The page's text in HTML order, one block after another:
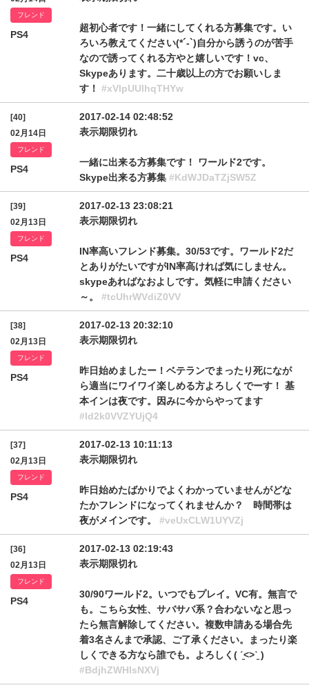
フレンド
PS4
超初心者です！一緒にしてくれる方募集です。い
ろいろ教えてください(*´-`)自分から誘うのが苦手
なので誘ってくれる方やと嬉しいです！vc、
Skypeあります。二十歳以上の方でお願いしま
す！ #xVlpUUlhqTHYw
[40]
02月14日
フレンド
PS4
2017-02-14 02:48:52
表示期限切れ
一緒に出来る方募集です！ ワールド2です。
Skype出来る方募集 #KdWJDaTZjSW5Z
[39]
02月13日
フレンド
PS4
2017-02-13 23:08:21
表示期限切れ
IN率高いフレンド募集。30/53です。ワールド2だ
とありがたいですがIN率高ければ気にしません。
skypeあればなおよしです。気軽に申請ください
～。 #tcUhrWVdiZ0VV
[38]
02月13日
フレンド
PS4
2017-02-13 20:32:10
表示期限切れ
昨日始めましたー！ベテランでまったり死になが
ら適当にワイワイ楽しめる方よろしくでーす！ 基
本インは夜です。因みに今からやってます
#Id2k0VVZYUjQ4
[37]
02月13日
フレンド
PS4
2017-02-13 10:11:13
表示期限切れ
昨日始めたばかりでよくわかっていませんがどな
たかフレンドになってくれませんか？ 時間帯は
夜がメインです。 #veUxCLW1UYVZj
[36]
02月13日
フレンド
PS4
2017-02-13 02:19:43
表示期限切れ
30/90ワールド2。いつでもプレイ。VC有。無言で
も。こちら女性、サバサバ系？合わないなと思っ
たら無言解除してください。複数申請ある場合先
着3名さんまで承認、ご了承ください。まったり楽
しくできる方なら誰でも。よろしく( ˊ̱˂˃ˋ̱ )
#BdjhZWHlsNXVj